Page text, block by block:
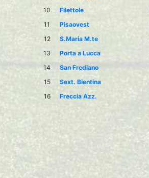
10
Filettole
11
Pisaovest
12
S.Maria M.te
13
Porta a Lucca
14
San Frediano
15
Sext. Bientina
16
Freccia Azz.